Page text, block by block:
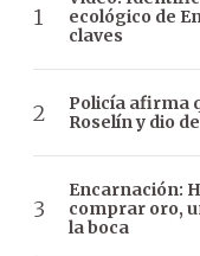
ecológico de
claves
Policía afirma
Roselín y dio
Encarnación:
comprar oro,
la boca